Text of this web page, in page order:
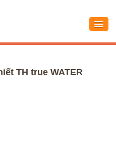
vụTH true WATER